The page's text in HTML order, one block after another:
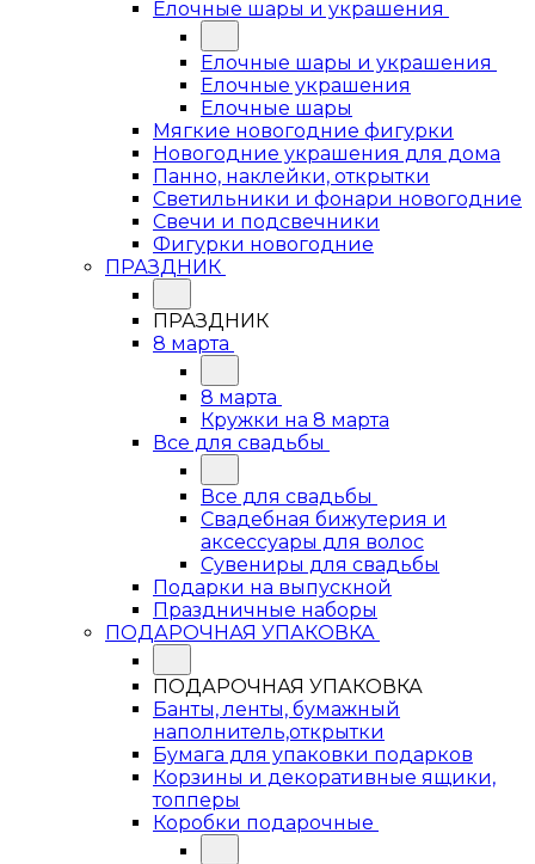
Елочные шары и украшения
Елочные шары и украшения
Елочные украшения
Елочные шары
Мягкие новогодние фигурки
Новогодние украшения для дома
Панно, наклейки, открытки
Светильники и фонари новогодние
Свечи и подсвечники
Фигурки новогодние
ПРАЗДНИК
ПРАЗДНИК
8 марта
8 марта
Кружки на 8 марта
Все для свадьбы
Все для свадьбы
Свадебная бижутерия и
аксессуары для волос
Сувениры для свадьбы
Подарки на выпускной
Праздничные наборы
ПОДАРОЧНАЯ УПАКОВКА
ПОДАРОЧНАЯ УПАКОВКА
Банты, ленты, бумажный
наполнитель,открытки
Бумага для упаковки подарков
Корзины и декоративные ящики,
топперы
Коробки подарочные